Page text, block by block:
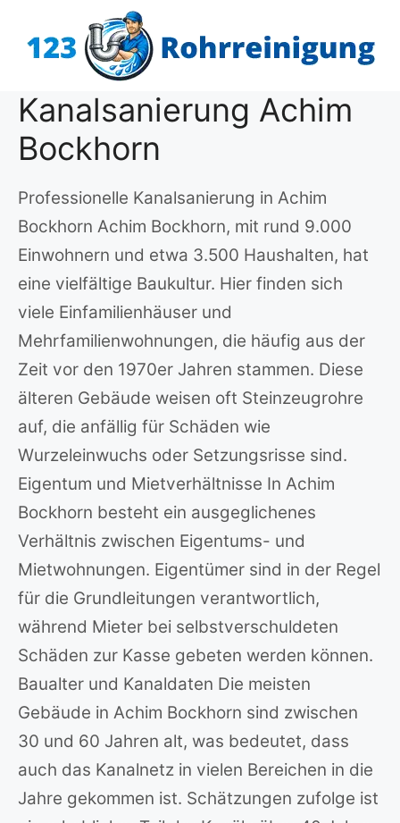
Inhalt
Kanalsanierung Achim
Bockhorn
Professionelle Kanalsanierung in Achim
Bockhorn Achim Bockhorn, mit rund 9.000
Einwohnern und etwa 3.500 Haushalten, hat
eine vielfältige Baukultur. Hier finden sich
viele Einfamilienhäuser und
Mehrfamilienwohnungen, die häufig aus der
Zeit vor den 1970er Jahren stammen. Diese
älteren Gebäude weisen oft Steinzeugrohre
auf, die anfällig für Schäden wie
Wurzeleinwuchs oder Setzungsrisse sind.
Eigentum und Mietverhältnisse In Achim
Bockhorn besteht ein ausgeglichenes
Verhältnis zwischen Eigentums- und
Mietwohnungen. Eigentümer sind in der Regel
für die Grundleitungen verantwortlich,
während Mieter bei selbstverschuldeten
Schäden zur Kasse gebeten werden können.
Baualter und Kanaldaten Die meisten
Gebäude in Achim Bockhorn sind zwischen
30 und 60 Jahren alt, was bedeutet, dass
auch das Kanalnetz in vielen Bereichen in die
Jahre gekommen ist. Schätzungen zufolge ist